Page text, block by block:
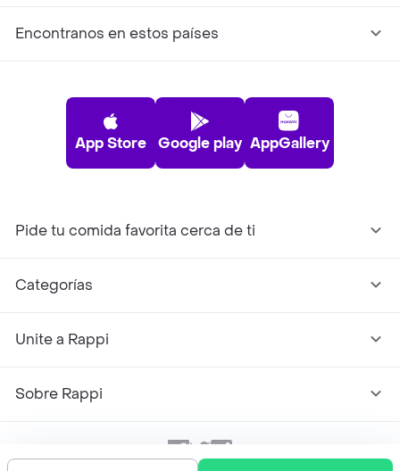
Encontranos en estos países
App Store Google play AppGallery
Pide tu comida favorita cerca de ti
Categorías
Unite a Rappi
Sobre Rappi
Facebook
TwitterInstagram